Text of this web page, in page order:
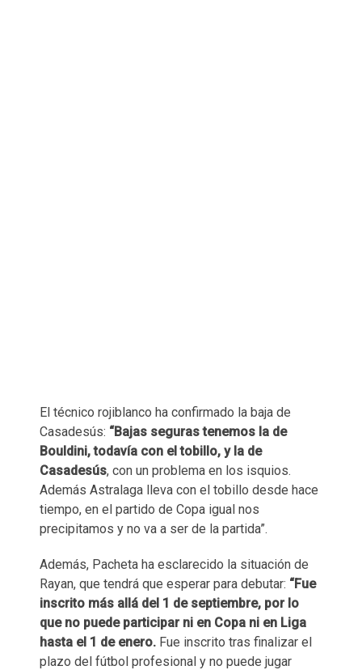
El técnico rojiblanco ha confirmado la baja de
Casadesús: “Bajas seguras tenemos la de
Bouldini, todavía con el tobillo, y la de
Casadesús, con un problema en los isquios.
Además Astralaga lleva con el tobillo desde hace
tiempo, en el partido de Copa igual nos
precipitamos y no va a ser de la partida”.
Además, Pacheta ha esclarecido la situación de
Rayan, que tendrá que esperar para debutar: “Fue
inscrito más allá del 1 de septiembre, por lo
que no puede participar ni en Copa ni en Liga
hasta el 1 de enero. Fue inscrito tras finalizar el
plazo del fútbol profesional y no puede jugar